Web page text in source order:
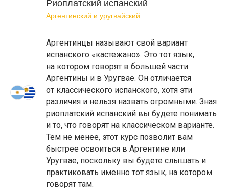
Риоплатский испанский
Аргентинский и уругвайский
Аргентинцы называют свой вариант
испанского «кастежано». Это тот язык,
на котором говорят в большей части
Аргентины и в Уругвае. Он отличается
от классического испанского, хотя эти
различия и нельзя назвать огромными. Зная
риоплатский испанский вы будете понимать
и то, что говорят на классическом варианте.
Тем не менее, этот курс позволит вам
быстрее освоиться в Аргентине или
Уругвае, поскольку вы будете слышать и
практиковать именно тот язык, на котором
говорят там.